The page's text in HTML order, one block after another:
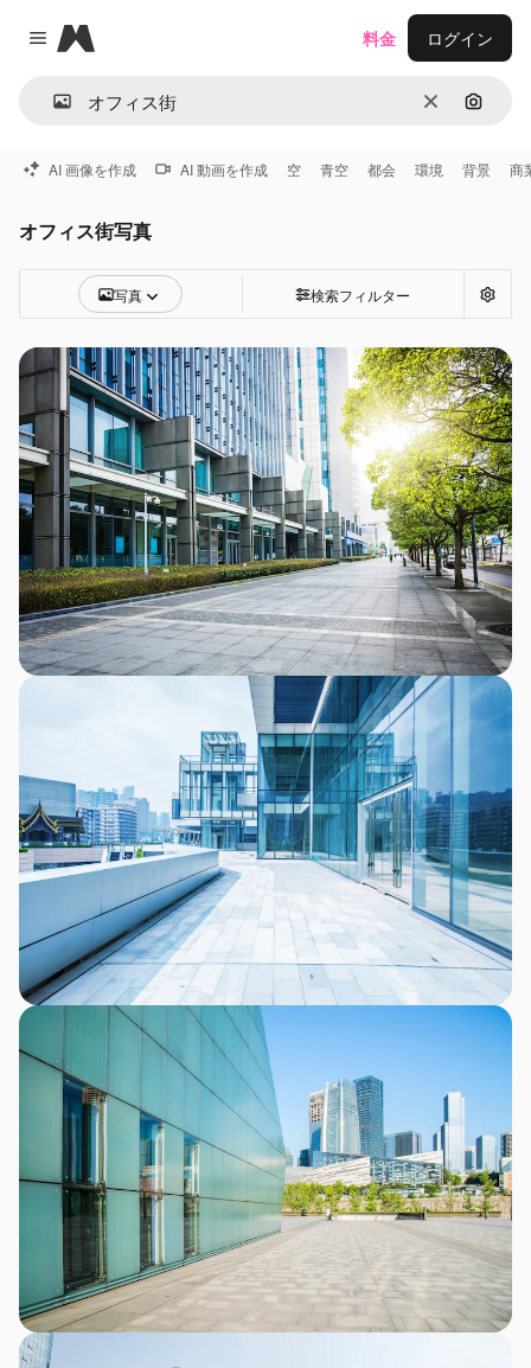
Close menu
Magnific
消去 画像で
料金 ログイン
AI 画像を作成 AI 動画を作成 空 青空 都会 環境 背景 商
オフィス街写真
写真 検索フィルター